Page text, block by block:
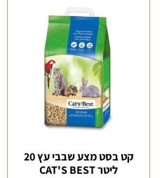
קט בסט מצע שבבי עץ 20
ליטר CAT'S BEST